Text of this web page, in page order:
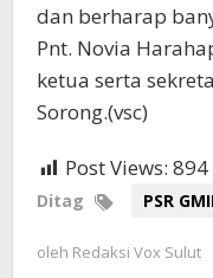
dan berharap
Pnt. Novia
ketua serta
Sorong.(vsc)
Post Views: 894
Ditag PSR
oleh Redaksi Vox Sulut